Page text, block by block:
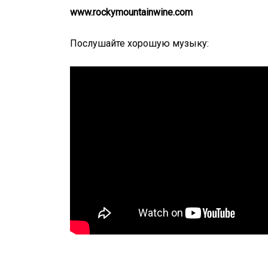
www.rockymountainwine.com
Послушайте хорошую музыку: